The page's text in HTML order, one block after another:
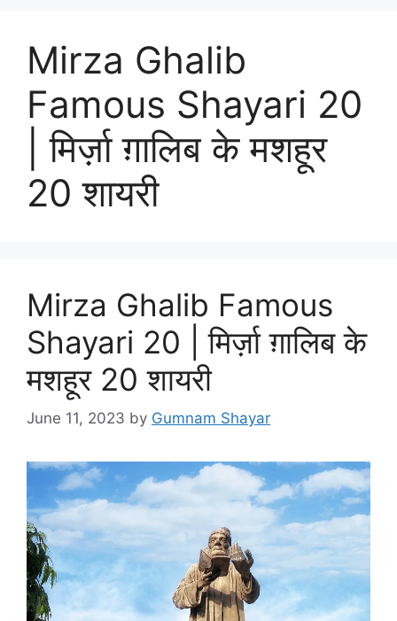
Mirza Ghalib
Famous Shayari 20
| मिर्ज़ा ग़ालिब के मशहूर
20 शायरी
Mirza Ghalib Famous
Shayari 20 | मिर्ज़ा ग़ालिब के
मशहूर 20 शायरी
June 11, 2023 by Gumnam Shayar